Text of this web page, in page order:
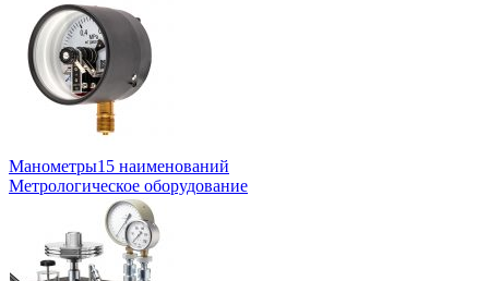
Манометры15 наименований
Метрологическое оборудование